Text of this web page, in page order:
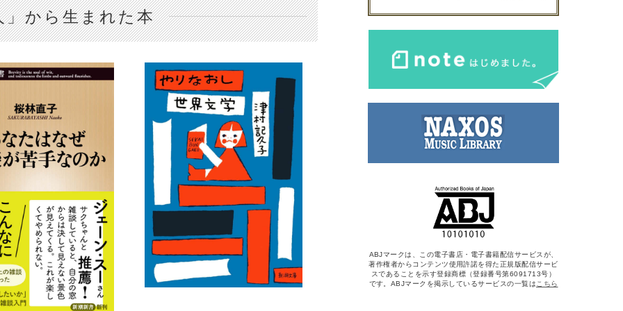
」から生まれた本
ABJマークは、この電子書店・電子書籍配信サービスが、
著作権者からコンテンツ使用許諾を得た正規版配信サービ
スであることを示す登録商標（登録番号第6091713号）
です。ABJマークを掲示しているサービスの一覧はこちら